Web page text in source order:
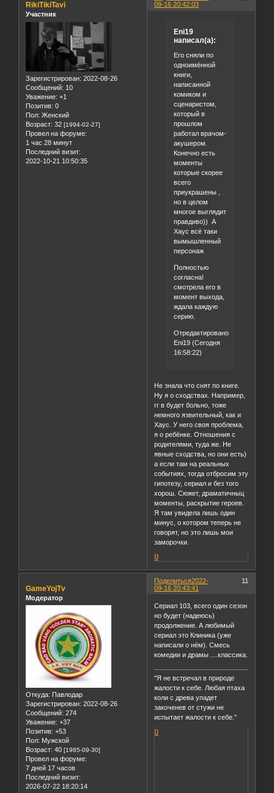
09-16 20:42:03
RikiTikiTavi
Участник
Зарегистрирован: 2022-08-26
Сообщений: 10
Уважение: +1
Позитив: 0
Пол: Женский
Возраст: 32 [1994-02-27]
Провел на форуме:
1 час 28 минут
Последний визит:
2022-10-21 10:50:35
Eni19
написал(а):
Его сняли по
одноимённой
книги,
написанной
комиком и
сценаристом,
который в
прошлом
работал врачом-
акушером.
Конечно есть
моменты
которые скорее
всего
приукрашены ,
но в целом
многое выглядит
правдиво)) А
Хаус всё таки
вымышленный
персонаж
Полностью
согласна!
смотрела его в
момент выхода,
ждала каждую
серию.
Отредактировано
Eni19 (Сегодня
16:58:22)
Не знала что снят по книге.
Ну я о сходствах. Например,
гг в будет больно, тоже
немного язвительный, как и
Хаус. У него своя проблема,
я о ребёнке. Отношения с
родителями, туда же. Не
явные сходства, но они есть)
а если там на реальных
событиях, тогда отбросим эту
гипотезу, сериал и без того
хорош. Сюжет, драматичныц
моменты, раскрытие героев.
Я там увидела лишь один
минус, о котором теперь не
говорят, но это лишь мои
заморочки.
0
Поделиться 11
2022-
09-16 20:43:41
GameYojTv
Модератор
Откуда: Павлодар
Зарегистрирован: 2022-08-26
Сообщений: 274
Уважение: +37
Позитив: +53
Пол: Мужской
Возраст: 40 [1985-09-30]
Провел на форуме:
7 дней 17 часов
Последний визит:
2026-07-22 18:20:14
Сериал 103, всего один сезон
но будет (надеюсь)
продолжение. А любимый
сериал это Клиника (уже
написали о нём). Смесь
комедии и драмы ....классика.
"Я не встречал в природе
жалости к себе. Любая птаха
коли с древа упадет
закоченев от стужи не
испытает жалости к себе."
0